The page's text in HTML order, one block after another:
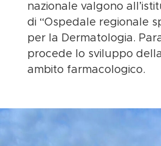
nazionale valgono
di “Ospedale regionale
per la Dermatologia.
procede lo sviluppo
ambito farmacologico.